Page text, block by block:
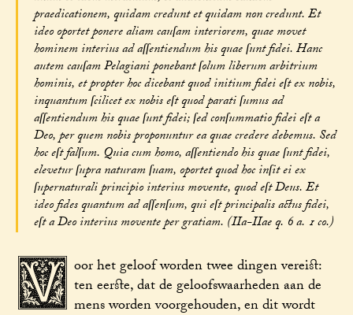
praedicationem, quidam credunt et quidam non credunt. Et
ideo oportet ponere aliam cauſam interiorem, quae movet
hominem interius ad aſſentiendum his quae ſunt fidei. Hanc
autem cauſam Pelagiani ponebant ſolum liberum arbitrium
hominis, et propter hoc dicebant quod initium fidei eſt ex nobis,
inquantum ſcilicet ex nobis eſt quod parati ſumus ad
aſſentiendum his quae ſunt fidei; ſed conſummatio fidei eſt a
Deo, per quem nobis proponuntur ea quae credere debemus. Sed
hoc eſt falſum. Quia cum homo, aſſentiendo his quae ſunt fidei,
elevetur ſupra naturam ſuam, oportet quod hoc inſit ei ex
ſupernaturali principio interius movente, quod eſt Deus. Et
ideo fides quantum ad aſſenſum, qui eſt principalis actus fidei,
eſt a Deo interius movente per gratiam. (IIa-IIae q. 6 a. 1 co.)
V oor het geloof worden twee dingen vereist:
ten eerste, dat de geloofswaarheden aan de
mens worden voorgehouden, en dit wordt